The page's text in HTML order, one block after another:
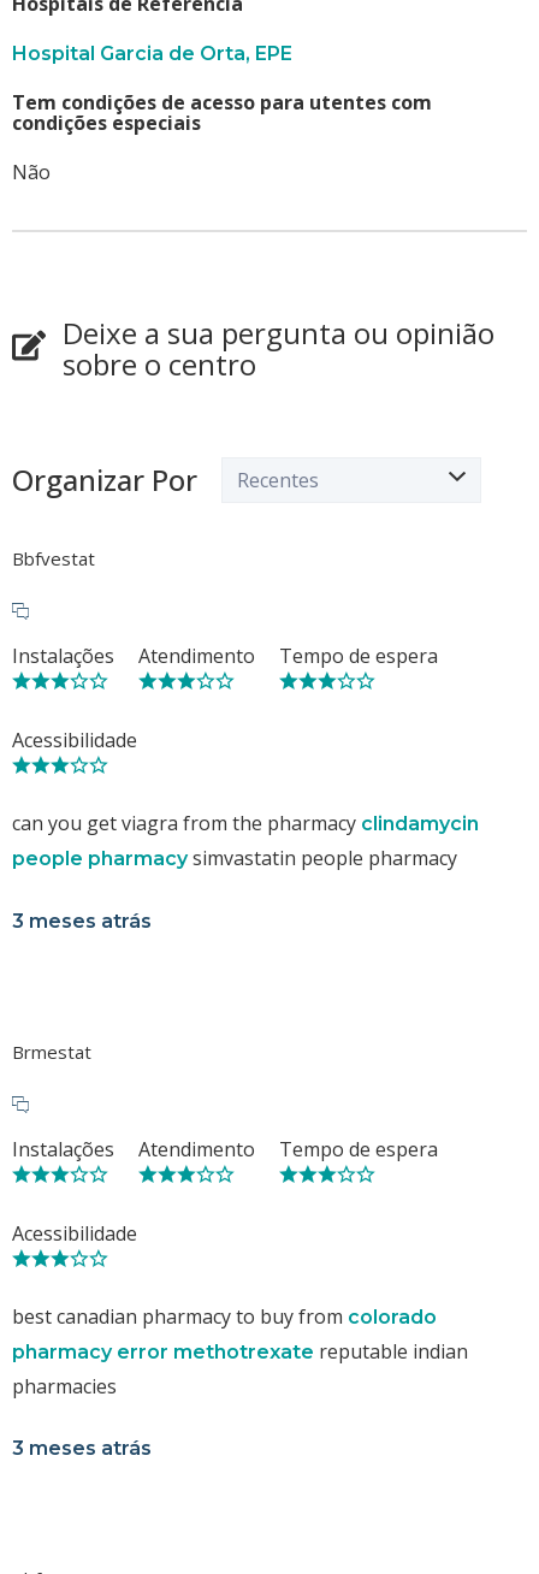
Hospital Garcia de Orta, EPE
Tem condições de acesso para utentes com
condições especiais
Não
Deixe a sua pergunta ou opinião
sobre o centro
Organizar Por
Bbfvestat
Instalações Atendimento Tempo de espera
Acessibilidade
can you get viagra from the pharmacy clindamycin
people pharmacysimvastatin people pharmacy
3 meses atrás
Brmestat
Instalações Atendimento Tempo de espera
Acessibilidade
best canadian pharmacy to buy from colorado
pharmacy error methotrexate reputable indian
pharmacies
3 meses atrás